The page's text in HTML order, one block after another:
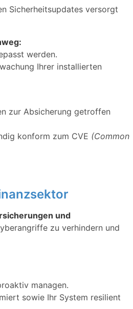
Sicherheitsupdates versorgt
werden.
Ihrer installierten
zur Absicherung getroffen
konform zum CVE (Common
und
zu verhindern und
managen.
sowie Ihr System resilient